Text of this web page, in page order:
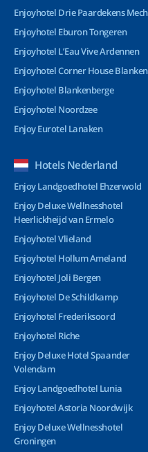
Enjoyhotel Drie Paardekens
Enjoyhotel Eburon Tongeren
Enjoyhotel L’Eau Vive Ardennen
Enjoyhotel Corner House
Enjoyhotel Blankenberge
Enjoyhotel Noordzee
Enjoy Eurotel Lanaken
Hotels Nederland
Enjoy Landgoedhotel Ehzerwold
Enjoy Deluxe Wellnesshotel
Heerlickheijd van Ermelo
Enjoyhotel Vlieland
Enjoyhotel Hollum Ameland
Enjoyhotel Joli Bergen
Enjoyhotel De Schildkamp
Enjoyhotel Frederiksoord
Enjoyhotel Riche
Enjoy Deluxe Hotel Spaander
Volendam
Enjoy Landgoedhotel Lunia
Enjoyhotel Astoria Noordwijk
Enjoy Deluxe Wellnesshotel
Groningen